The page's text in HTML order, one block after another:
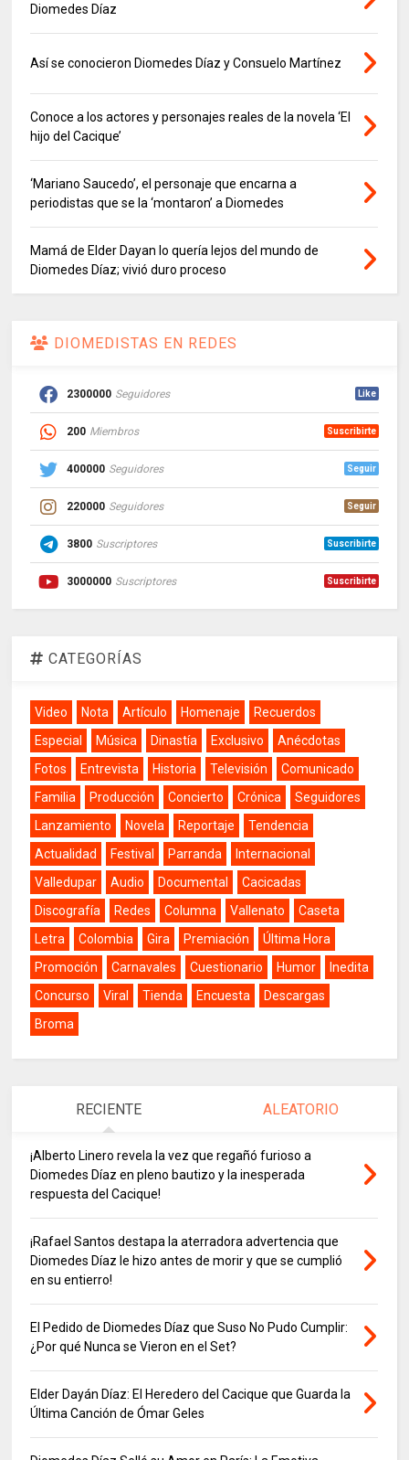
Diomedes Díaz
Así se conocieron Diomedes Díaz y Consuelo Martínez
Conoce a los actores y personajes reales de la novela ‘El
hijo del Cacique’
‘Mariano Saucedo’, el personaje que encarna a
periodistas que se la ‘montaron’ a Diomedes
Mamá de Elder Dayan lo quería lejos del mundo de
Diomedes Díaz; vivió duro proceso
DIOMEDISTAS EN REDES
2300000 Seguidores Like
200 Miembros Suscribirte
400000 Seguidores Seguir
220000 Seguidores Seguir
3800 Suscriptores Suscribirte
3000000 Suscriptores Suscribirte
CATEGORÍAS
Video Nota Artículo Homenaje
Recuerdos
Especial
Música Dinastía Exclusivo
Anécdotas
Fotos
Entrevista Historia Televisión
Comunicado
Familia
Producción Concierto Crónica
Seguidores
Lanzamiento
Novela Reportaje
Tendencia
Actualidad
Festival Parranda
Internacional
Valledupar
Audio Documental
Cacicadas
Discografía
Redes Columna Vallenato
Caseta
Letra
Colombia Gira Premiación
Última Hora
Promoción
Carnavales Cuestionario Humor
Inedita
Concurso
Viral Tienda Encuesta
Descargas
Broma
RECIENTE ALEATORIO
¡Alberto Linero revela la vez que regañó furioso a
Diomedes Díaz en pleno bautizo y la inesperada
respuesta del Cacique!
¡Rafael Santos destapa la aterradora advertencia que
Diomedes Díaz le hizo antes de morir y que se cumplió
en su entierro!
El Pedido de Diomedes Díaz que Suso No Pudo Cumplir:
¿Por qué Nunca se Vieron en el Set?
Elder Dayán Díaz: El Heredero del Cacique que Guarda la
Última Canción de Ómar Geles